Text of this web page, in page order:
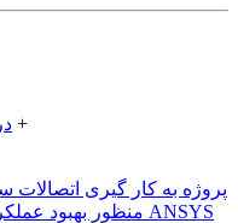
+
پروژه به کار گیری
منظور بهبود عملکرد لرزه ای آن به کمک نرم افزار ANSYS